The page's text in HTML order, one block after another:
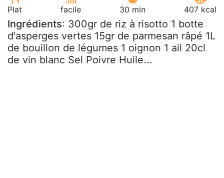
Plat facile 30 min 407 kcal
Ingrédients: 300gr de riz à risotto 1 botte
d'asperges vertes 15gr de parmesan râpé 1L
de bouillon de légumes 1 oignon 1 ail 20cl
de vin blanc Sel Poivre Huile...